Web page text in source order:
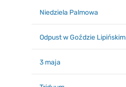
Niedziela Palmowa
Odpust w Goździe Lipińskim
3 maja